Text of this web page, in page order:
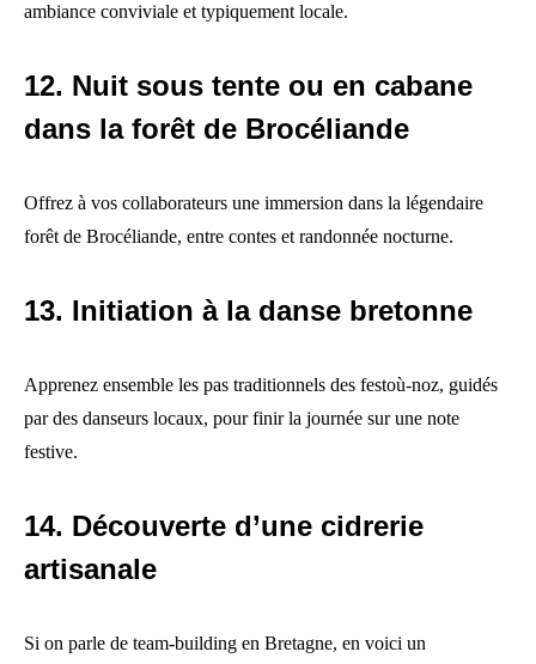
ambiance conviviale et typiquement locale.
12. Nuit sous tente ou en cabane
dans la forêt de Brocéliande
Offrez à vos collaborateurs une immersion dans la légendaire
forêt de Brocéliande, entre contes et randonnée nocturne.
13. Initiation à la danse bretonne
Apprenez ensemble les pas traditionnels des festoù-noz, guidés
par des danseurs locaux, pour finir la journée sur une note
festive.
14. Découverte d’une cidrerie
artisanale
Si on parle de team-building en Bretagne, en voici un